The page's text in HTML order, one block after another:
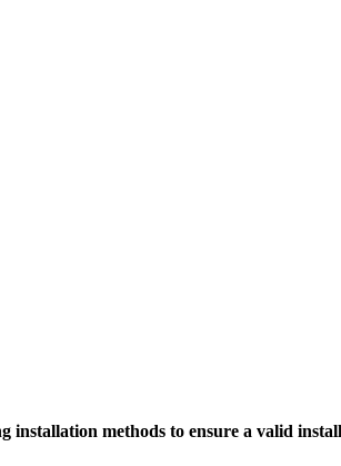
installation methods to ensure a valid